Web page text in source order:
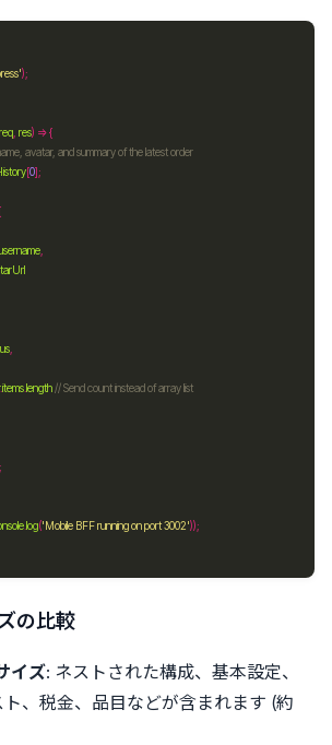
req res
[0
.itemslength
log('Mobile BFF running on port 3002'
の比較
イズ: ネストされた構成、基本設定、
、税金、品目などが含まれます (約